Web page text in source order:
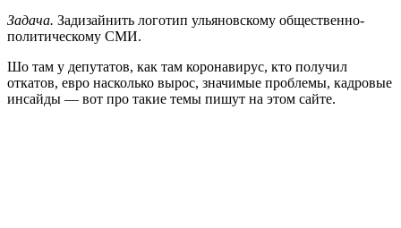
Задача. Задизайнить логотип ульяновскому общественно-
политическому СМИ.
Шо там у депутатов, как там коронавирус, кто получил
откатов, евро насколько вырос, значимые проблемы, кадровые
инсайды — вот про такие темы пишут на этом сайте.